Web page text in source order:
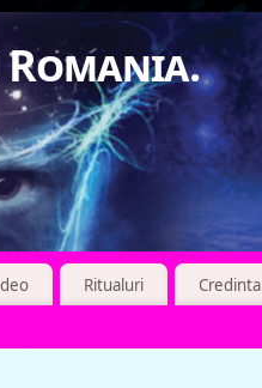
Ritualuri
Credinta